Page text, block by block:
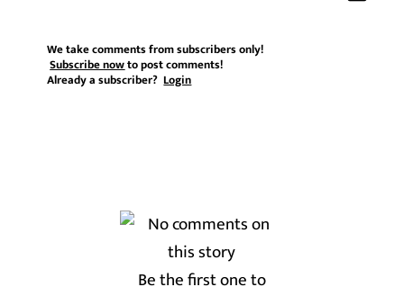
We take comments from subscribers only!
Subscribe nowto post comments!
Already a subscriber?Login
Be the first one to